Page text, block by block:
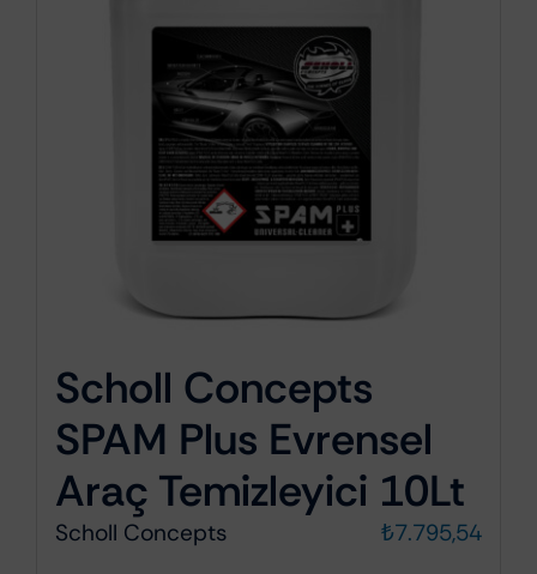
Scholl Concepts
SPAM Plus Evrensel
Araç Temizleyici 10Lt
Scholl Concepts ₺7.795,54